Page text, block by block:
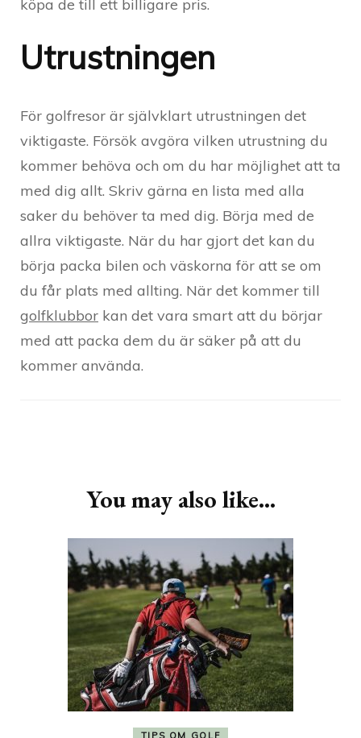
köpa de till ett billigare pris.
Utrustningen
För golfresor är självklart utrustningen det
viktigaste. Försök avgöra vilken utrustning du
kommer behöva och om du har möjlighet att ta
med dig allt. Skriv gärna en lista med alla
saker du behöver ta med dig. Börja med de
allra viktigaste. När du har gjort det kan du
börja packa bilen och väskorna för att se om
du får plats med allting. När det kommer till
golfklubbor kan det vara smart att du börjar
med att packa dem du är säker på att du
kommer använda.
You may also like...
TIPS OM GOLF